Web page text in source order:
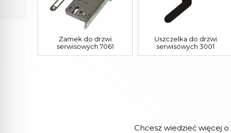
Zamek do drzwi
serwisowych 7061
Uszczelka do drzwi
serwisowych 3001
Chcesz wiedzieć więcej